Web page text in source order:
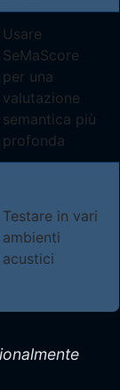
Usare
SeMaScore
per una
valutazione
semantica più
profonda
Testare in vari
ambienti
acustici